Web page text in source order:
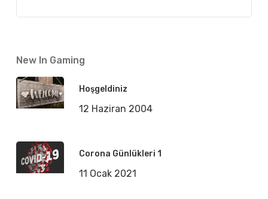
New In Gaming
Hoşgeldiniz
12 Haziran 2004
Corona Günlükleri 1
11 Ocak 2021